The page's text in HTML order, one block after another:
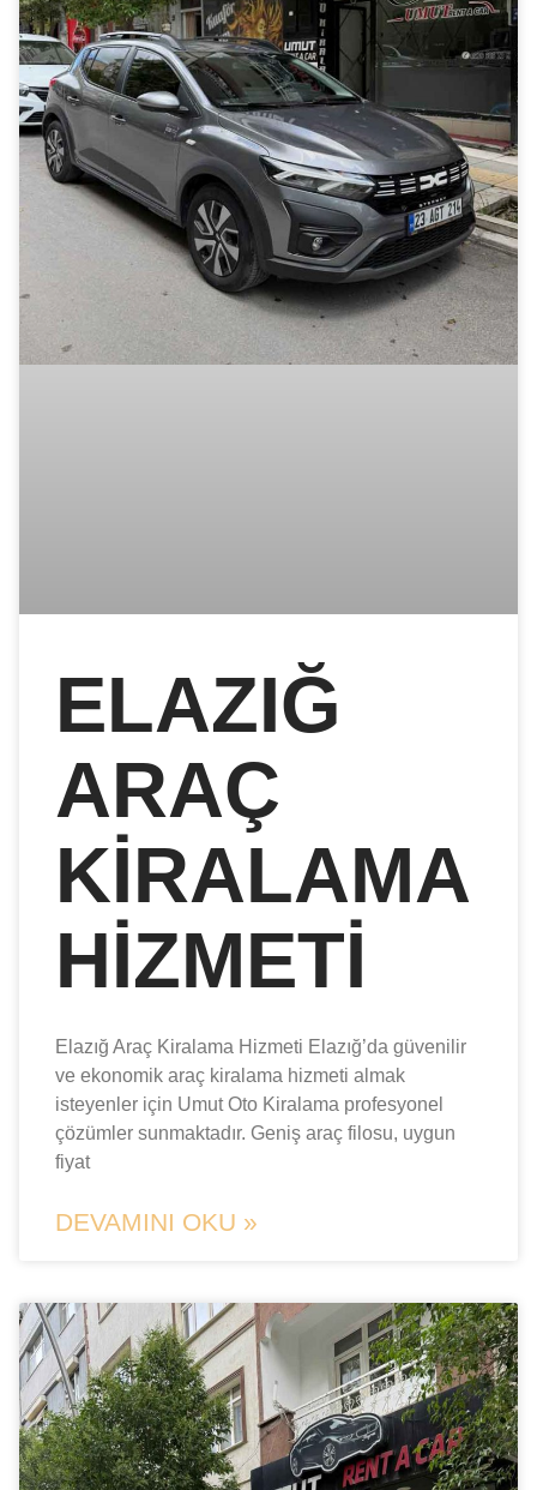
ELAZIĞ
ARAÇ
KIRALAMA
HIZMETI
Elazığ Araç Kiralama Hizmeti Elazığ’da güvenilir
ve ekonomik araç kiralama hizmeti almak
isteyenler için Umut Oto Kiralama profesyonel
çözümler sunmaktadır. Geniş araç filosu, uygun
fiyat
DEVAMINI OKU »